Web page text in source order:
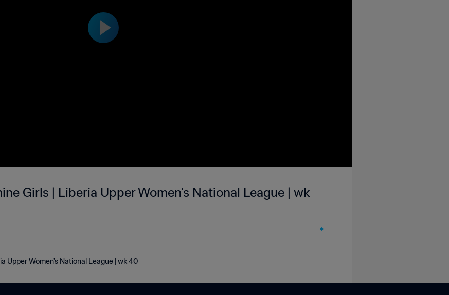
Girls | Liberia Upper Women's National League | wk
Upper Women's National League | wk 40